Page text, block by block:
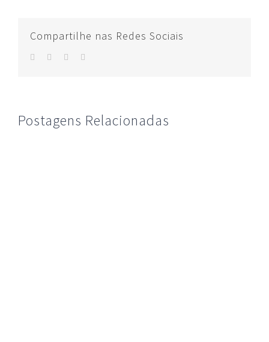
Compartilhe nas Redes Sociais
facebook
twitter whatsapp
Postagens Relacionadas